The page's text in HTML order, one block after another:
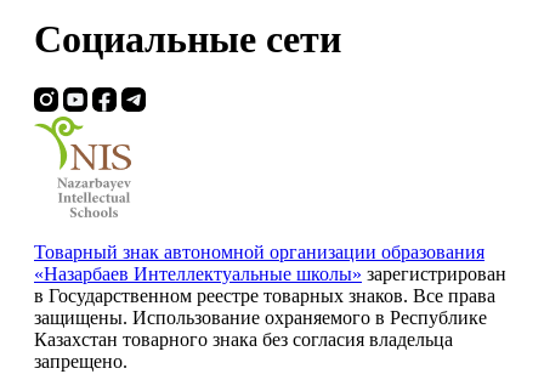
Социальные сети
Товарный знак автономной организации образования
«Назарбаев Интеллектуальные школы» зарегистрирован
в Государственном реестре товарных знаков. Все права
защищены. Использование охраняемого в Республике
Казахстан товарного знака без согласия владельца
запрещено.